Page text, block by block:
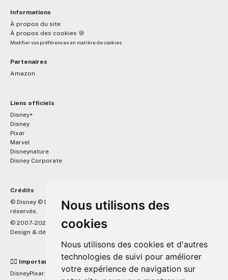
Nous utilisons des
cookies
Nous utilisons des cookies et d'autres
technologies de suivi pour améliorer
votre expérience de navigation sur
Informations
À propos du site
À propos des cookies 🍪
Modifier vos préférences en matière de cookies
Partenaires
Amazon
Liens officiels
Disney+
Disney
Pixar
Marvel
Disneynature
Disney Corporate
Crédits
© Disney © Disney/Pixar © &
Lucasfilm LTD © Marvel. Tous droits
réservés.
© 2007-2026 DisneyPixar.fr
Design & développement :
☝🏼 Important
DisneyPixar.fr est un site indépendant et n'est en aucun cas lié de